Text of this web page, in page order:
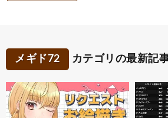
メギド72 カテゴリの最新記